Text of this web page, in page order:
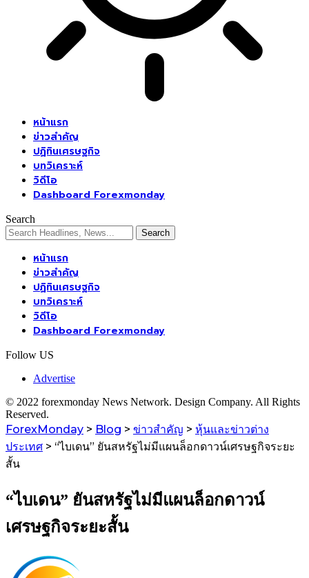
หน้าแรก
ข่าวสำคัญ
ปฏิทินเศรษฐกิจ
บทวิเคราะห์
วิดีโอ
Dashboard Forexmonday
Search
หน้าแรก
ข่าวสำคัญ
ปฏิทินเศรษฐกิจ
บทวิเคราะห์
วิดีโอ
Dashboard Forexmonday
Follow US
Advertise
© 2022 forexmonday News Network. Design Company. All Rights
Reserved.
ForexMonday > Blog > ข่าวสำคัญ > หุ้นและข่าวต่าง
ประเทศ > “ไบเดน” ยันสหรัฐไม่มีแผนล็อกดาวน์เศรษฐกิจระยะ
สั้น
“ไบเดน” ยันสหรัฐไม่มีแผนล็อกดาวน์
เศรษฐกิจระยะสั้น